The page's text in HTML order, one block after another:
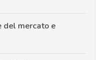
del mercato e